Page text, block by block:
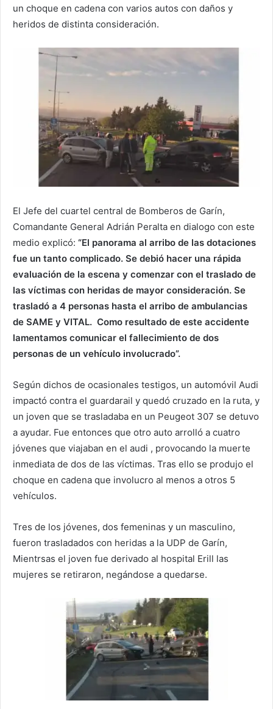
un choque en cadena con varios autos con daños y
heridos de distinta consideración.
El Jefe del cuartel central de Bomberos de Garín,
Comandante General Adrián Peralta en dialogo con este
medio explicó: “El panorama al arribo de las dotaciones
fue un tanto complicado. Se debió hacer una rápida
evaluación de la escena y comenzar con el traslado de
las víctimas con heridas de mayor consideración. Se
trasladó a 4 personas hasta el arribo de ambulancias
de SAME y VITAL. Como resultado de este accidente
lamentamos comunicar el fallecimiento de dos
personas de un vehículo involucrado”.
Según dichos de ocasionales testigos, un automóvil Audi
impactó contra el guardarail y quedó cruzado en la ruta, y
un joven que se trasladaba en un Peugeot 307 se detuvo
a ayudar. Fue entonces que otro auto arrolló a cuatro
jóvenes que viajaban en el audi , provocando la muerte
inmediata de dos de las víctimas. Tras ello se produjo el
choque en cadena que involucro al menos a otros 5
vehículos.
Tres de los jóvenes, dos femeninas y un masculino,
fueron trasladados con heridas a la UDP de Garín,
Mientrsas el joven fue derivado al hospital Erill las
mujeres se retiraron, negándose a quedarse.